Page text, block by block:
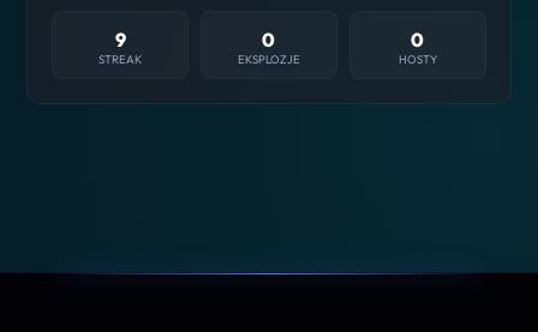
9
STREAK
0
EKSPLOZJE
0
HOSTY